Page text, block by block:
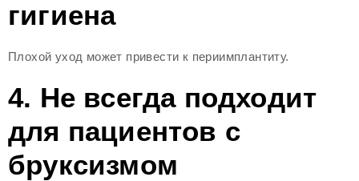
гигиена
Плохой уход может привести к периимплантиту.
4. Не всегда подходит
для пациентов с
бруксизмом